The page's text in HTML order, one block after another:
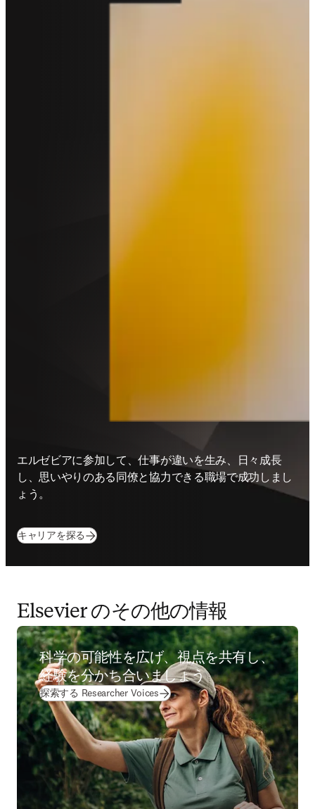
エルゼビアに参加して、仕事が違いを生み、日々成長
し、思いやりのある同僚と協力できる職場で成功しまし
ょう。
キャリアを探る
Elsevier のその他の情報
科学の可能性を広げ、視点を共有し、
経験を分かち合いましょう
探索する Researcher Voices